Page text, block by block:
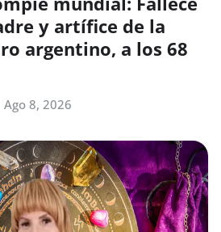
y artífice de la
argentino, a los 68
Ago 8, 2026